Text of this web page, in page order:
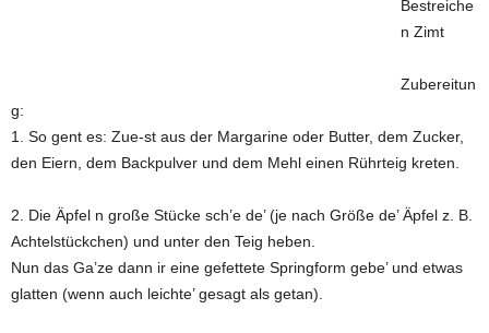
Bestreiche
n Zimt
Zubereitun
g:
1. So gent es: Zue-st aus der Margarine oder Butter, dem Zucker,
den Eiern, dem Backpulver und dem Mehl einen Rührteig kreten.
2. Die Äpfel n große Stücke sch’e de’ (je nach Größe de’ Äpfel z. B.
Achtelstückchen) und unter den Teig heben.
Nun das Ga’ze dann ir eine gefettete Springform gebe’ und etwas
glatten (wenn auch leichte’ gesagt als getan).